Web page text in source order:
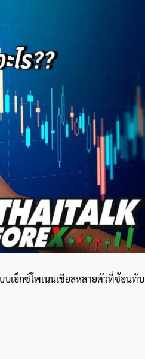
บเอ็กซ์โพเนนเชียลหลายตัวที่ซ้อนทับ